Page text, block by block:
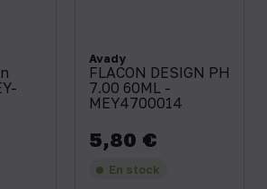
Avady
FLACON DESIGN PH
7.00 60ML -
MEY4700014
Prix
5,80 €
En stock